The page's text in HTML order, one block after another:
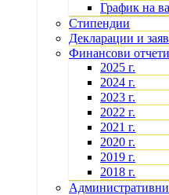
График на
Стипендии
Декларации и
Финансови отчети
2025 г.
2024 г.
2023 г.
2022 г.
2021 г.
2020 г.
2019 г.
2018 г.